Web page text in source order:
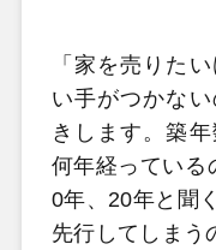
「家を売りた
い手がつかな
きします。築
何年経っている
0年、 20年と聞
先行してしまう